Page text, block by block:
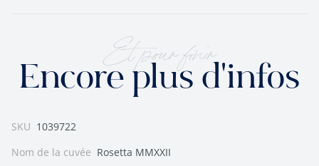
Et pour finir
Encore plus d'infos
SKU 1039722
Nom de la cuvée Rosetta MMXXII